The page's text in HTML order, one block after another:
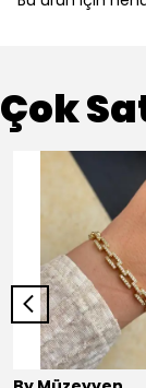
Çok